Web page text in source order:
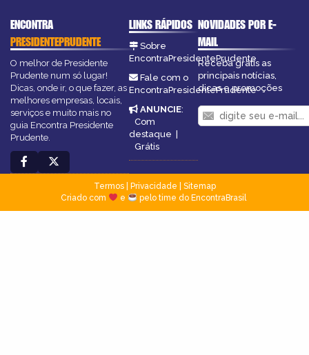
ENCONTRA
PRESIDENTEPRUDENTE
O melhor de Presidente
Prudente num só lugar!
Dicas, onde ir, o que fazer, as
melhores empresas, locais,
serviços e muito mais no
guia Encontra Presidente
Prudente.
LINKS RÁPIDOS
Sobre
EncontraPresidentePrudente
Fale com o
EncontraPresidentePrudente
ANUNCIE:
Com
destaque
Grátis
NOVIDADES POR E-
MAIL
Receba grátis as
principais notícias,
dicas e promoções
Termos| Privacidade
Sitemap
Criado com
e pelo time do EncontraBrasil